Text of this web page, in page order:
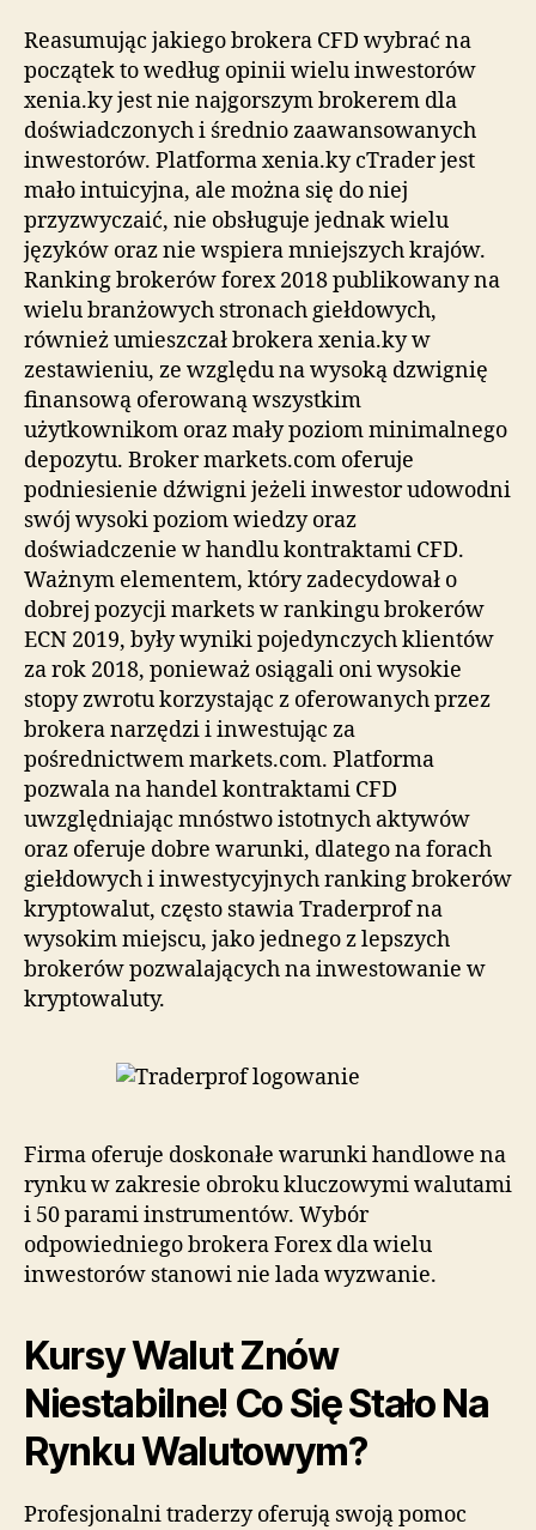
Reasumując jakiego brokera CFD wybrać na
początek to według opinii wielu inwestorów
xenia.ky jest nie najgorszym brokerem dla
doświadczonych i średnio zaawansowanych
inwestorów. Platforma xenia.ky cTrader jest
mało intuicyjna, ale można się do niej
przyzwyczaić, nie obsługuje jednak wielu
języków oraz nie wspiera mniejszych krajów.
Ranking brokerów forex 2018 publikowany na
wielu branżowych stronach giełdowych,
również umieszczał brokera xenia.ky w
zestawieniu, ze względu na wysoką dzwignię
finansową oferowaną wszystkim
użytkownikom oraz mały poziom minimalnego
depozytu. Broker markets.com oferuje
podniesienie dźwigni jeżeli inwestor udowodni
swój wysoki poziom wiedzy oraz
doświadczenie w handlu kontraktami CFD.
Ważnym elementem, który zadecydował o
dobrej pozycji markets w rankingu brokerów
ECN 2019, były wyniki pojedynczych klientów
za rok 2018, ponieważ osiągali oni wysokie
stopy zwrotu korzystając z oferowanych przez
brokera narzędzi i inwestując za
pośrednictwem markets.com. Platforma
pozwala na handel kontraktami CFD
uwzględniając mnóstwo istotnych aktywów
oraz oferuje dobre warunki, dlatego na forach
giełdowych i inwestycyjnych ranking brokerów
kryptowalut, często stawia Traderprof na
wysokim miejscu, jako jednego z lepszych
brokerów pozwalających na inwestowanie w
kryptowaluty.
Firma oferuje doskonałe warunki handlowe na
rynku w zakresie obroku kluczowymi walutami
i 50 parami instrumentów. Wybór
odpowiedniego brokera Forex dla wielu
inwestorów stanowi nie lada wyzwanie.
Kursy Walut Znów
Niestabilne! Co Się Stało Na
Rynku Walutowym?
Profesjonalni traderzy oferują swoją pomoc